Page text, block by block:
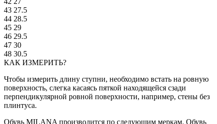
43 27.5
44 28.5
45 29
46 29.5
47 30
48 30.5
КАК ИЗМЕРИТЬ?
Чтобы измерить длину ступни, необходимо встать на ровную
поверхность, слегка касаясь пяткой находящейся сзади
перпендикулярной ровной поверхности, например, стены без
плинтуса.
Обувь MILANA производится по следующим меркам. Обувь